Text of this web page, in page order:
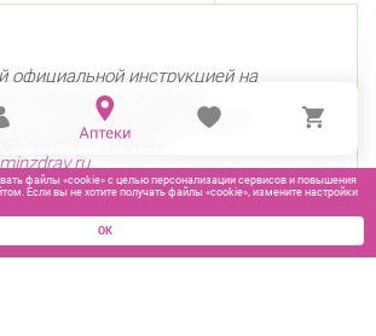
официальной инструкцией на
препарат вы можете
на сайте Государственного
средств
файлы «cookie» с целью персонализации сервисов и повышения
Если вы не хотите получать файлы «cookie», измените настройки
ОК